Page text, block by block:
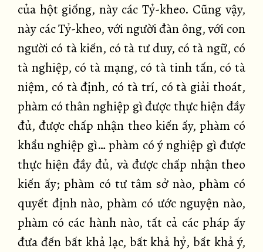
của hột giống, này các Tỷ-kheo. Cũng vậy,
này các Tỷ-kheo, với người đàn ông, với con
người có tà kiến, có tà tư duy, có tà ngữ, có
tà nghiệp, có tà mạng, có tà tinh tấn, có tà
niệm, có tà định, có tà trí, có tà giải thoát,
phàm có thân nghiệp gì được thực hiện đầy
đủ, được chấp nhận theo kiến ấy, phàm có
khẩu nghiệp gì… phàm có ý nghiệp gì được
thực hiện đầy đủ, và được chấp nhận theo
kiến ấy; phàm có tư tâm sở nào, phàm có
quyết định nào, phàm có ước nguyện nào,
phàm có các hành nào, tất cả các pháp ấy
đưa đến bất khả lạc, bất khả hỷ, bất khả ý,